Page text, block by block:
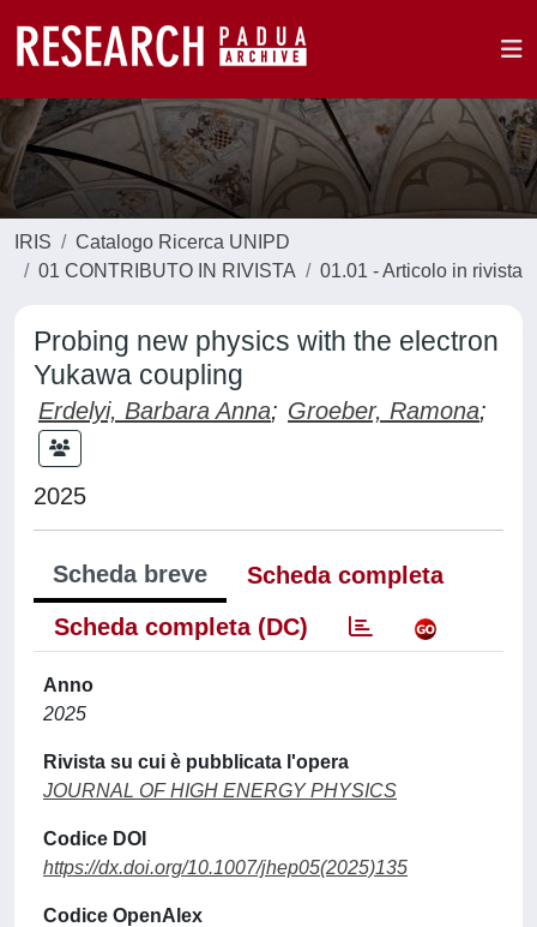
IRIS
Catalogo Ricerca UNIPD
01 CONTRIBUTO IN RIVISTA
01.01 - Articolo in rivista
Probing new physics with the electron
Yukawa coupling
Erdelyi, Barbara Anna; Groeber, Ramona;
2025
Scheda breve
Scheda completa
Scheda completa (DC)
Anno
2025
Rivista su cui è pubblicata l'opera
JOURNAL OF HIGH ENERGY PHYSICS
Codice DOI
https://dx.doi.org/10.1007/jhep05(2025)135
Codice OpenAlex